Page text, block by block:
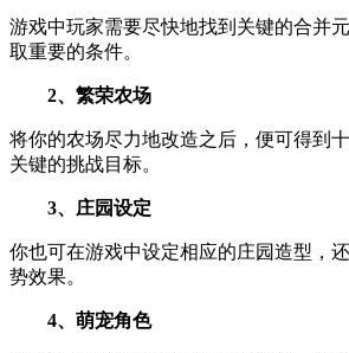
游戏中玩家需要尽快地找到关键的合并
取重要的条件。
2、繁荣农场
将你的农场尽力地改造之后，便可得到
关键的挑战目标。
3、庄园设定
你也可在游戏中设定相应的庄园造型，
势效果。
4、萌宠角色